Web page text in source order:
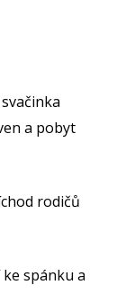
a pobyt
rodičů
ke spánku a